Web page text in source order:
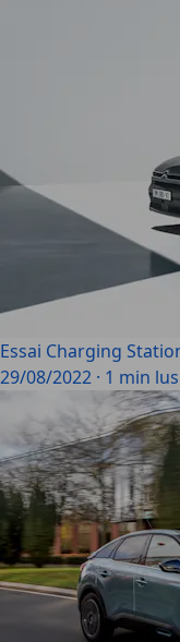
Essai Charging
29/08/2022 · 1 min lus